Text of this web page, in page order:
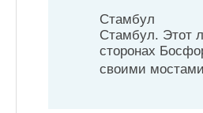
Стамбул
Стамбул. Этот
сторонах
своими